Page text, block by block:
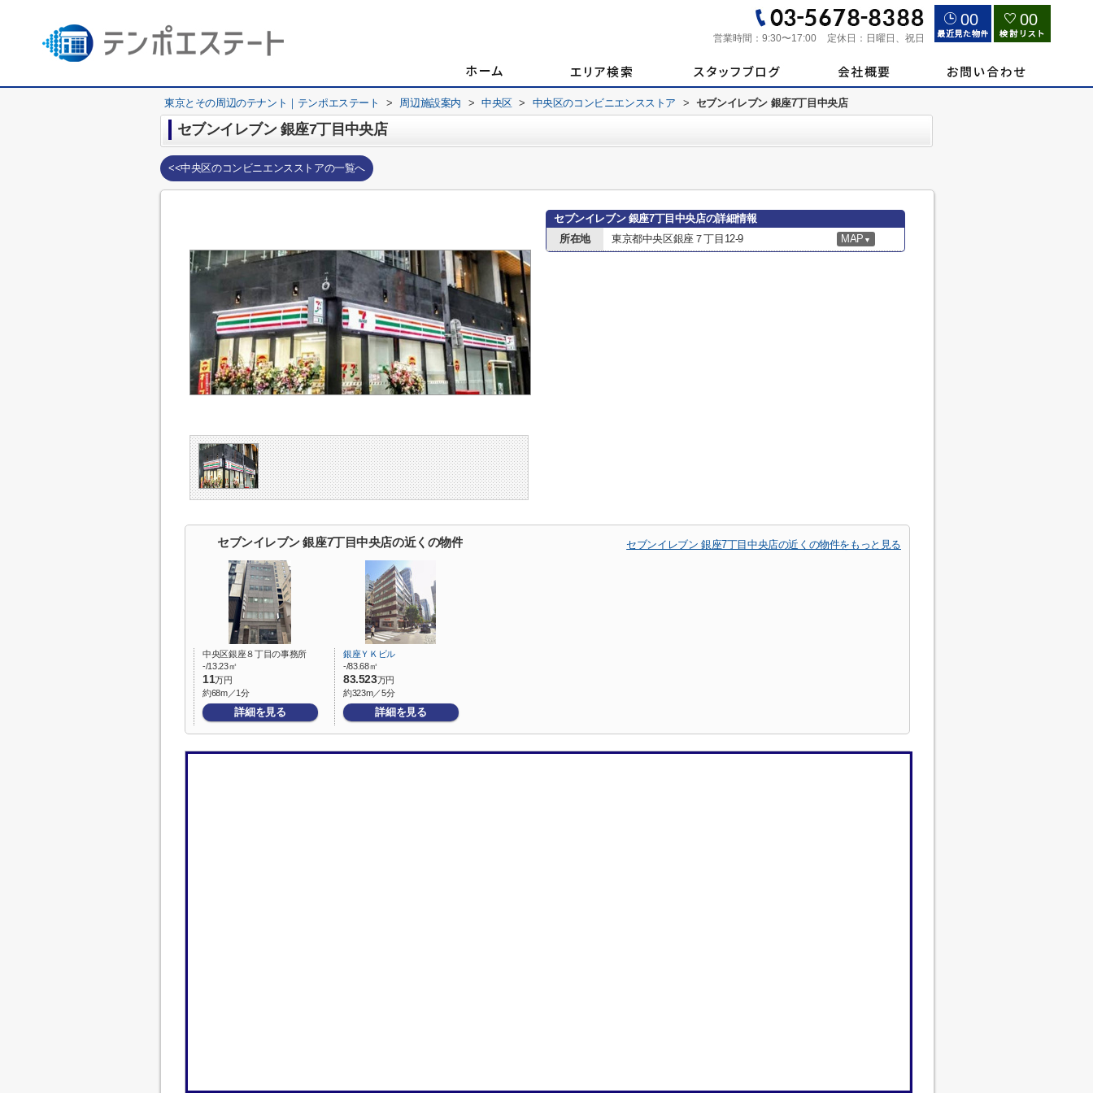
営業時間： 9:30〜17:00 定休日： 日曜日、祝日
00 00
東京とその周辺のテナント｜テンポエステート > 周辺施設案内 > 中央区 > 中央区のコンビニエンスストア > セブンイレブン 銀座7丁目中央店
セブンイレブン 銀座7丁目中央店
<<中央区のコンビニエンスストアの一覧へ
セブンイレブン 銀座7丁目中央店の詳細情報
所在地
東京都中央区銀座７丁目12-9 MAP ▼
セブンイレブン 銀座7丁目中央店の近くの物件 セブンイレブン 銀座7丁目中央店の近くの物件をもっと見る
中央区銀座８丁目の事務所
-/13.23㎡
11万円
約68m／1分
詳細を見る
銀座ＹＫビル
-/83.68㎡
83.523万円
約323m／5分
詳細を見る